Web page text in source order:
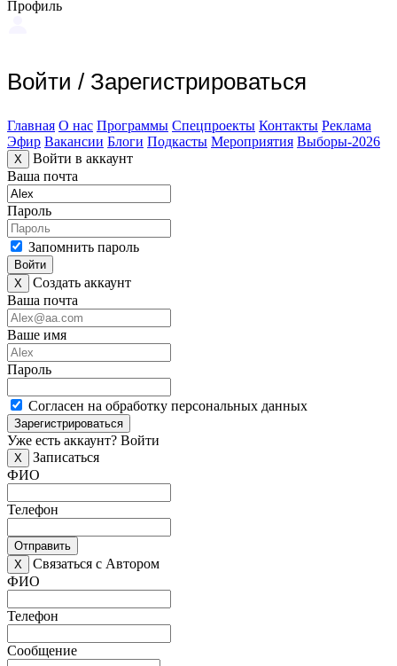
Профиль
Войти / Зарегистрироваться
Главная О нас Программы Спецпроекты Контакты Реклама
Эфир Вакансии Блоги Подкасты Мероприятия Выборы-2026
X
Войти в аккаунт
Ваша почта
Пароль
Запомнить пароль
Войти
X
Создать аккаунт
Ваша почта
Ваше имя
Пароль
Согласен на обработку персональных данных
Зарегистрироваться
Уже есть аккаунт? Войти
X
Записаться
ФИО
Телефон
Отправить
X
Связаться с Автором
ФИО
Телефон
Сообщение